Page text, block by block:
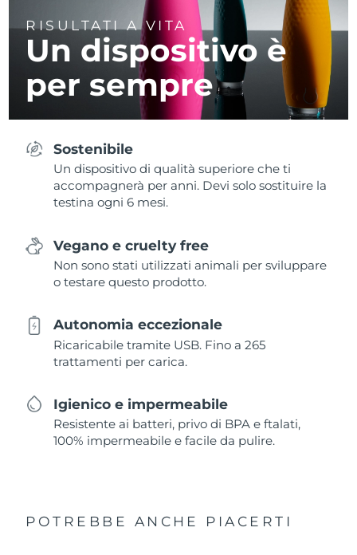
RISULTATI A VITA
Un dispositivo è
per sempre
Sostenibile
Un dispositivo di qualità superiore che ti
accompagnerà per anni. Devi solo sostituire la
testina ogni 6 mesi.
Vegano e cruelty free
Non sono stati utilizzati animali per sviluppare
o testare questo prodotto.
Autonomia eccezionale
Ricaricabile tramite USB. Fino a 265
trattamenti per carica.
Igienico e impermeabile
Resistente ai batteri, privo di BPA e ftalati,
100% impermeabile e facile da pulire.
POTREBBE ANCHE PIACERTI